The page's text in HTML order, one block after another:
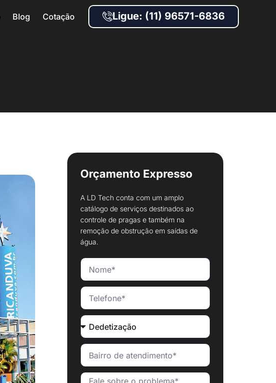
Blog Cotação Ligue: (11) 96571-6836
Orçamento Expresso
A LD Tech conta com um amplo
catálogo de serviços destinados ao
controle de pragas e também na
remoção de obstrução em saídas de
água.